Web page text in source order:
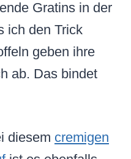
Gratins in der
ich den Trick
geben ihre
ab. Das bindet
diesem cremigen